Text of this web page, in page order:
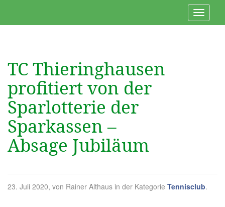
TC Thieringhausen
profitiert von der
Sparlotterie der
Sparkassen –
Absage Jubiläum
23. Juli 2020, von Rainer Althaus in der Kategorie Tennisclub.